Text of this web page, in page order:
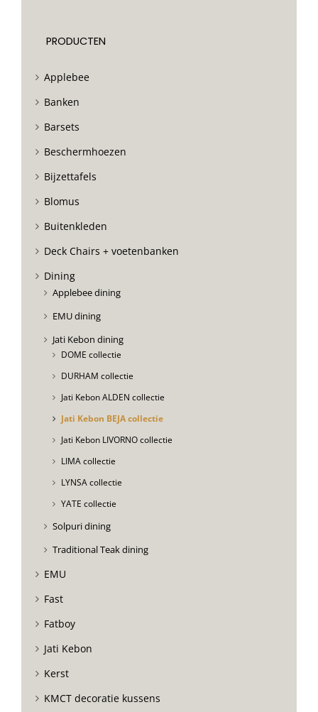
PRODUCTEN
Applebee
Banken
Barsets
Beschermhoezen
Bijzettafels
Blomus
Buitenkleden
Deck Chairs + voetenbanken
Dining
Applebee dining
EMU dining
Jati Kebon dining
DOME collectie
DURHAM collectie
Jati Kebon ALDEN collectie
Jati Kebon BEJA collectie
Jati Kebon LIVORNO collectie
LIMA collectie
LYNSA collectie
YATE collectie
Solpuri dining
Traditional Teak dining
EMU
Fast
Fatboy
Jati Kebon
Kerst
KMCT decoratie kussens